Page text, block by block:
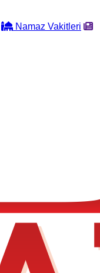
Namaz Vakitleri